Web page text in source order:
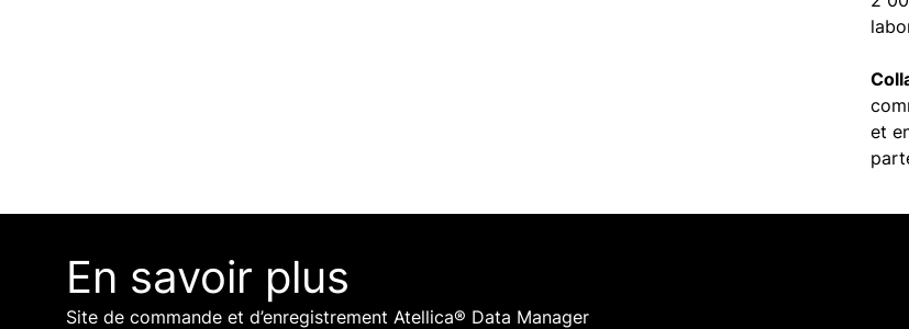
et
En savoir plus
Site de commande et d’enregistrement Atellica® Data Manager